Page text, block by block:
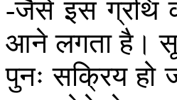
-जैसे इस ग्रंथि
आने लगता है।
पुनः सक्रिय हो